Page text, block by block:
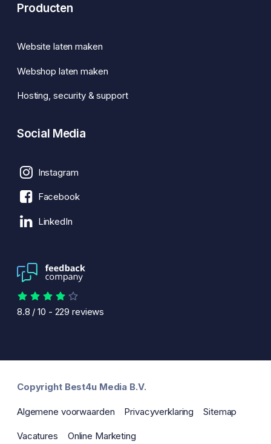
Producten
Website laten maken
Webshop laten maken
Hosting, security & support
Social Media
Instagram
Facebook
LinkedIn
8.8 /10 - 229 reviews
Copyright Best4u Media B.V.
Algemene voorwaarden Privacyverklaring Sitemap
Vacatures Online Marketing